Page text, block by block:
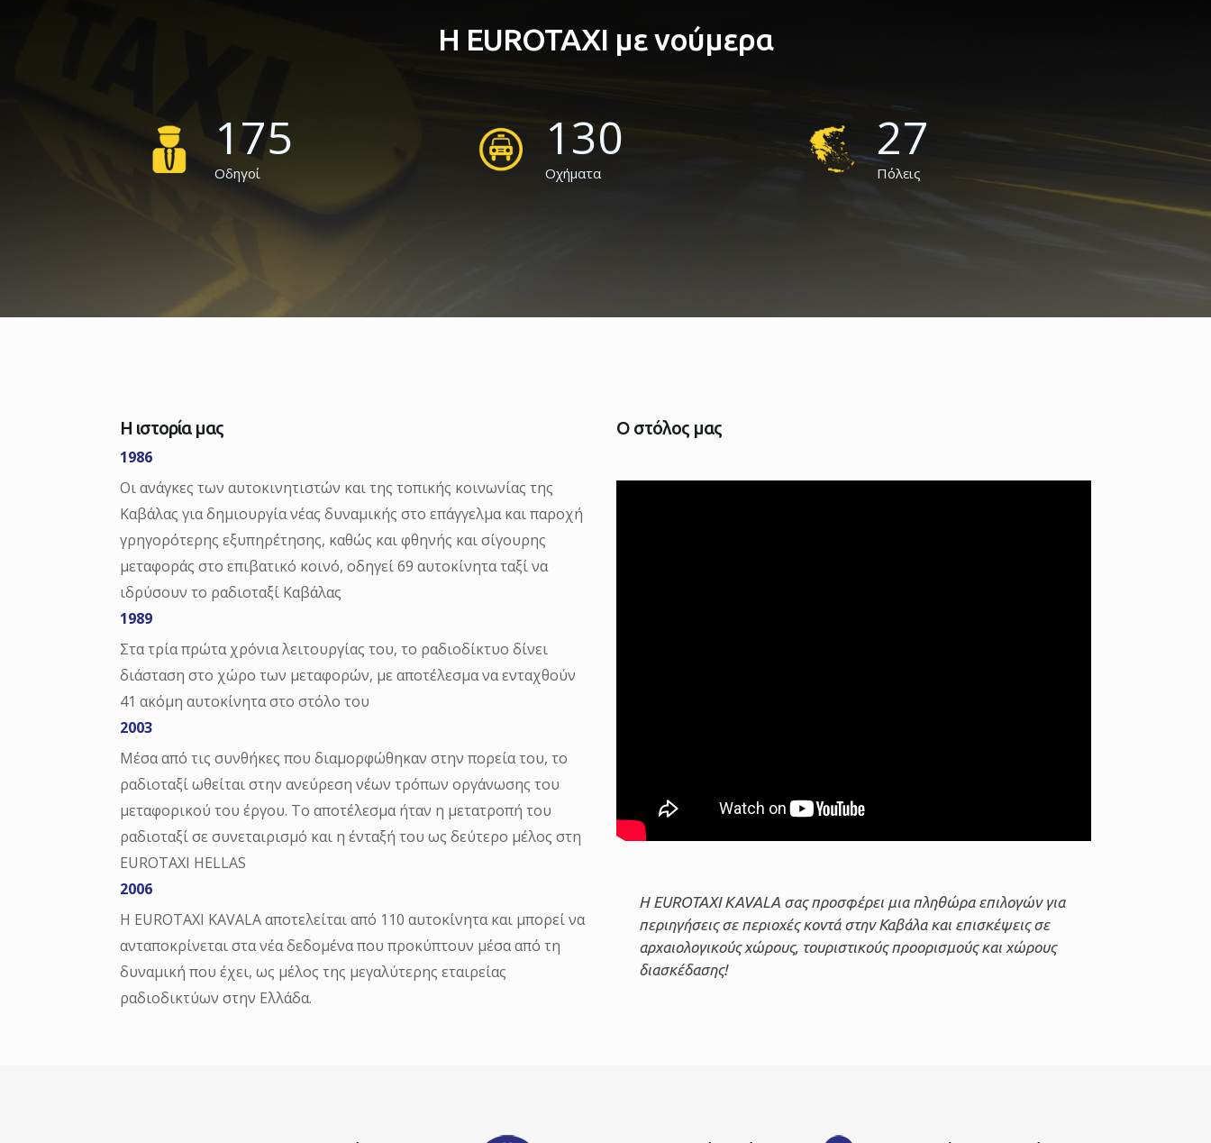
Η EUROTAXI με νούμερα
175
Οδηγοί
130
Οχήματα
27
Πόλεις
Η ιστορία μας
1986
Οι ανάγκες των αυτοκινητιστών και της τοπικής κοινωνίας της
Καβάλας για δημιουργία νέας δυναμικής στο επάγγελμα και παροχή
γρηγορότερης εξυπηρέτησης, καθώς και φθηνής και σίγουρης
μεταφοράς στο επιβατικό κοινό, οδηγεί 69 αυτοκίνητα ταξί να
ιδρύσουν το ραδιοταξί Καβάλας
1989
Στα τρία πρώτα χρόνια λειτουργίας του, το ραδιοδίκτυο δίνει
διάσταση στο χώρο των μεταφορών, με αποτέλεσμα να ενταχθούν
41 ακόμη αυτοκίνητα στο στόλο του
2003
Μέσα από τις συνθήκες που διαμορφώθηκαν στην πορεία του, το
ραδιοταξί ωθείται στην ανεύρεση νέων τρόπων οργάνωσης του
μεταφορικού του έργου. Το αποτέλεσμα ήταν η μετατροπή του
ραδιοταξί σε συνεταιρισμό και η ένταξή του ως δεύτερο μέλος στη
EUROTAXI HELLAS
2006
Η EUROTAXI KAVALA αποτελείται από 110 αυτοκίνητα και μπορεί να
ανταποκρίνεται στα νέα δεδομένα που προκύπτουν μέσα από τη
δυναμική που έχει, ως μέλος της μεγαλύτερης εταιρείας
ραδιοδικτύων στην Ελλάδα.
Ο στόλος μας
Η EUROTAXI KAVALA σας προσφέρει μια πληθώρα επιλογών για
περιηγήσεις σε περιοχές κοντά στην Καβάλα και επισκέψεις σε
αρχαιολογικούς χώρους, τουριστικούς προορισμούς και χώρους
διασκέδασης!